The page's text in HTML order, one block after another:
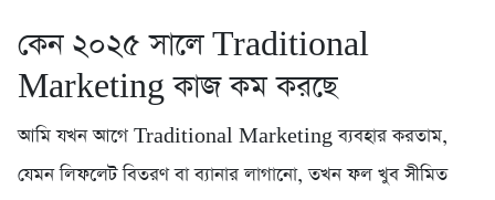
কেন ২০২৫ সালে Traditional
Marketing কাজ কম করছে
আমি যখন আগে Traditional Marketing ব্যবহার করতাম,
যেমন লিফলেট বিতরণ বা ব্যানার লাগানো, তখন ফল খুব সীমিত